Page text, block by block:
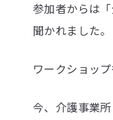
参加者からは
聞かれました。
ワークショッ
今、介護事業